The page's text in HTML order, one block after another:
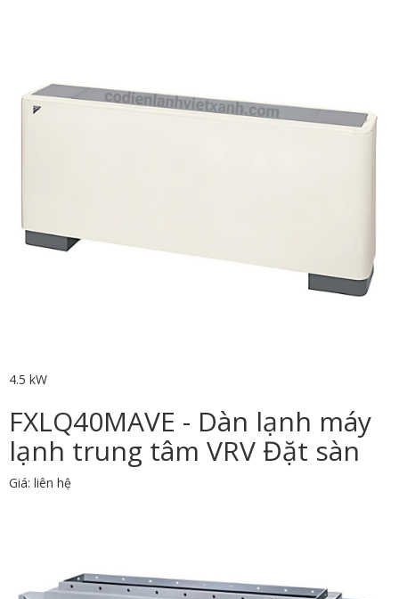
4.5 kW
FXLQ40MAVE - Dàn lạnh máy
lạnh trung tâm VRV Đặt sàn
Giá: liên hệ